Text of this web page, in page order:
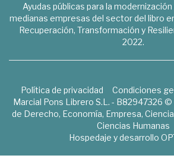
Ayudas públicas para la
medianas empresas del sector del libro
Recuperación, Transformación y
2022.
Política de privacidad Condiciones
Marcial Pons Librero S.L. - B82947326 ©
de Derecho, Economía, Empresa,
Ciencias Humanas
Hospedaje y desarrollo